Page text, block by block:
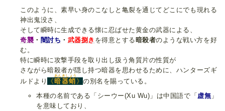
このように、素早い身のこなしと亀裂を通じてどこにでも現れる
神出鬼没さ、
そして瞬時に生成できる懐に忍ばせた黄金の武器による、
奇襲 ・ 闇討ち ・ 武器捌き を得意とする暗殺者のような戦い方を好
む。
特に瞬時に攻撃手段を取り出し扱う角質片の性質が
さながら暗殺者が隠し持つ暗器を思わせるために、ハンターズギ
ルドより
《暗器蛸
あんきしょう
》の別名を賜っている。
本種の名前である「シーウー(Xu Wu)」は中国語で「 虚無 」
を意味しており、